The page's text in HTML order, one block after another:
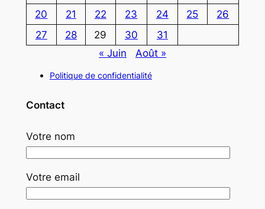
20
21 22 23 24 25
26
27
28 29 30
31
« Juin
Août »
Politique de confidentialité
Contact
Votre nom
Votre email